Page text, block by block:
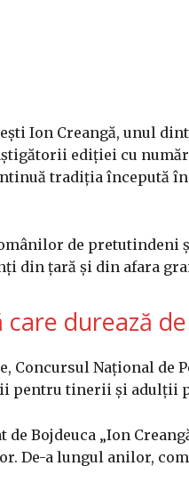
Ion Creangă, unul
ediției cu
tradiția începută
de
din țară și din afara
durează
Concursul Național
pentru tinerii și adulții
de Bojdeuca „Ion
De-a lungul anilor,